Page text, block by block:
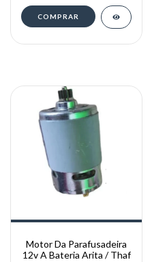
Motor Da Parafusadeira
12v A Bateria Arita / Thaf